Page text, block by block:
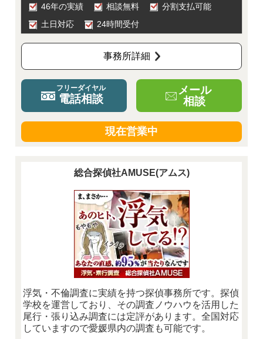
46年の実績 相談無料
分割支払可能
土日対応
24時間受付
事務所詳細
フリーダイヤル
電話相談
メール
相談
現在営業中
総合探偵社AMUSE(アムス)
浮気・不倫調査に実績を持つ探偵事務所です。探偵
学校を運営しており、その調査ノウハウを活用した
尾行・張り込み調査には定評があります。全国対応
していますので愛媛県内の調査も可能です。